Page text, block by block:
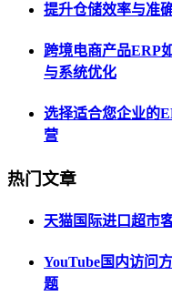
提升仓储效率与准
跨境电商产品ERP
与系统优化
选择适合您企业的
营
热门文章
天猫国际进口超市
YouTube国内访问
题